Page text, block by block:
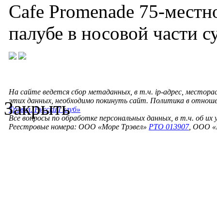
Cafe Promenade 75-
палубе в носовой части
На сайте ведется сбор метаданных, в т.ч. ip-адрес,
этих данных, необходимо покинуть сайт. Политика в
Трэвел. Русский клуб»
Все вопросы по обработке персональных данных, в т.ч. об их
Реестровые номера: ООО «Море Трэвел» РТО 013907, ООО
Закрыть